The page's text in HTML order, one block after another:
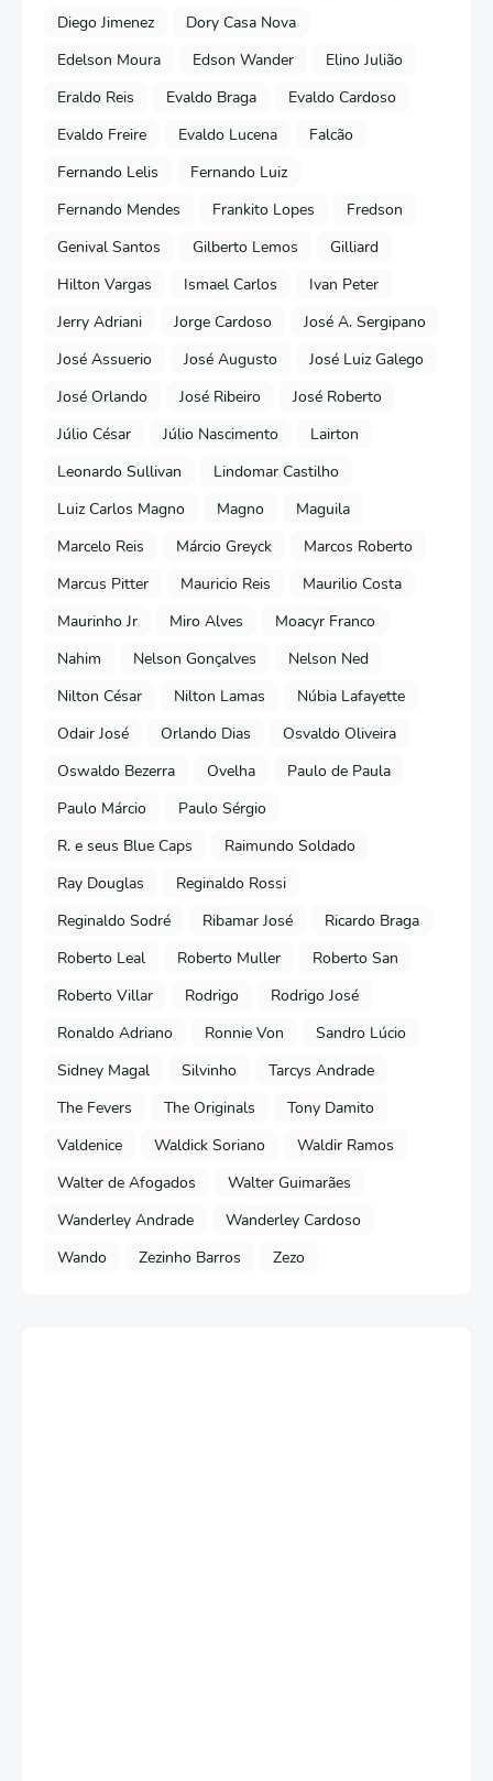
Diego Jimenez
Dory Casa Nova
Edelson Moura
Edson Wander
Elino Julião
Eraldo Reis
Evaldo Braga
Evaldo Cardoso
Evaldo Freire
Evaldo Lucena
Falcão
Fernando Lelis
Fernando Luiz
Fernando Mendes
Frankito Lopes
Fredson
Genival Santos
Gilberto Lemos
Gilliard
Hilton Vargas
Ismael Carlos
Ivan Peter
Jerry Adriani
Jorge Cardoso
José A. Sergipano
José Assuerio
José Augusto
José Luiz Galego
José Orlando
José Ribeiro
José Roberto
Júlio César
Júlio Nascimento
Lairton
Leonardo Sullivan
Lindomar Castilho
Luiz Carlos Magno
Magno
Maguila
Marcelo Reis
Márcio Greyck
Marcos Roberto
Marcus Pitter
Mauricio Reis
Maurilio Costa
Maurinho Jr
Miro Alves
Moacyr Franco
Nahim
Nelson Gonçalves
Nelson Ned
Nilton César
Nilton Lamas
Núbia Lafayette
Odair José
Orlando Dias
Osvaldo Oliveira
Oswaldo Bezerra
Ovelha
Paulo de Paula
Paulo Márcio
Paulo Sérgio
R. e seus Blue Caps
Raimundo Soldado
Ray Douglas
Reginaldo Rossi
Reginaldo Sodré
Ribamar José
Ricardo Braga
Roberto Leal
Roberto Muller
Roberto San
Roberto Villar
Rodrigo
Rodrigo José
Ronaldo Adriano
Ronnie Von
Sandro Lúcio
Sidney Magal
Silvinho
Tarcys Andrade
The Fevers
The Originals
Tony Damito
Valdenice
Waldick Soriano
Waldir Ramos
Walter de Afogados
Walter Guimarães
Wanderley Andrade
Wanderley Cardoso
Wando
Zezinho Barros Zezo